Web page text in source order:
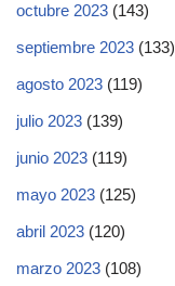
octubre 2023 (143)
septiembre 2023 (133)
agosto 2023 (119)
julio 2023 (139)
junio 2023 (119)
mayo 2023 (125)
abril 2023 (120)
marzo 2023 (108)